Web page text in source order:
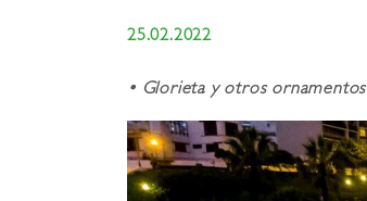
25.02.2022
•​ Glorieta y otros